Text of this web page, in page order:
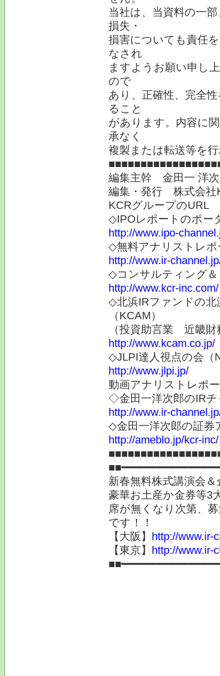
当社は、当資料の一
損失・
損害についても責任
なされ
ますようお願い申し
ので
あり、正確性、完全
ること
があります。内容に
承なく
複製または転送等を
編集主幹 金田一 洋
編集・発行 株式会社
KCRグループのURL
◇IPOレポートのポー
http://www.ipo-
◇無料アナリストレ
http://www.ir-
◇コンサルティング＆
http://www.kcr-inc.com/
◇北浜IRファンドの
（KCAM）
（投資助言業 近畿財
http://www.kcam.co.jp/
◇JLPI達人視点の会（
http://www.jlpi.jp/
動画アナリストレポ
◇金田一洋次郎のIR
http://www.ir-
◇金田一洋次郎の証券
http://ameblo.jp/kcr-inc/
新春無料株式講演会
豪華お土産か金券等3
席が無くなり次第、
です！！
【大阪】 http://www.ir-
【東京】 http://www.ir-